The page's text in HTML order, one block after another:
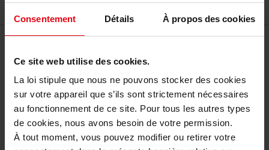
Consentement Détails À propos des cookies
Ce site web utilise des cookies.
La loi stipule que nous ne pouvons stocker des cookies
sur votre appareil que s’ils sont strictement nécessaires
au fonctionnement de ce site. Pour tous les autres types
de cookies, nous avons besoin de votre permission.
À tout moment, vous pouvez modifier ou retirer votre
Filtrer
Tri
POLAAR